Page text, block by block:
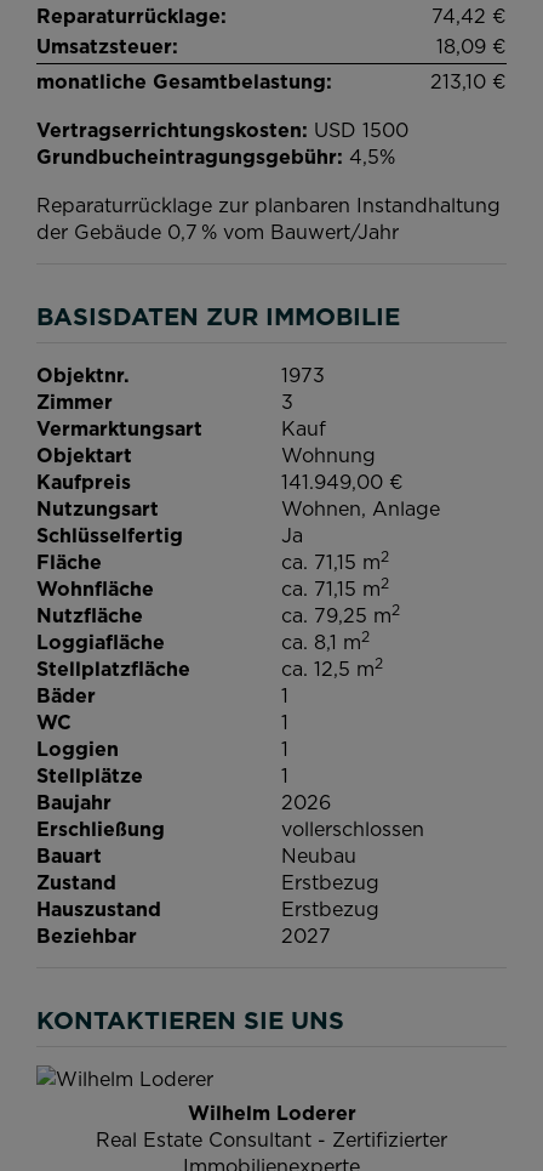
Reparaturrücklage:
74,42 €
Umsatzsteuer:
18,09 €
monatliche Gesamtbelastung:
213,10 €
Vertragserrichtungskosten: USD 1500
Grundbucheintragungsgebühr: 4,5%
Reparaturrücklage zur planbaren Instandhaltung
der Gebäude 0,7 % vom Bauwert/Jahr
BASISDATEN ZUR IMMOBILIE
Objektnr.
1973
Zimmer
3
Vermarktungsart
Kauf
Objektart
Wohnung
Kaufpreis
141.949,00 €
Nutzungsart
Wohnen Anlage
Schlüsselfertig
Ja
Fläche
ca. 71,15 m2
Wohnfläche ca. 71,15 m2
Nutzfläche ca. 79,25 m2
Loggiafläche ca. 8,1 m2
Stellplatzfläche ca. 12,5 m2
Bäder
1
WC
1
Loggien
1
Stellplätze
1
Baujahr
2026
Erschließung
vollerschlossen
Bauart
Neubau
Zustand
Erstbezug
Hauszustand
Erstbezug
Beziehbar
2027
KONTAKTIEREN SIE UNS
Wilhelm Loderer
Real Estate Consultant - Zertifizierter